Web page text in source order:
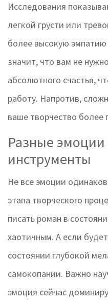
Исследования
легкой грусти или
более высокую
значит, что вам не
абсолютного счастья,
работу. Напротив,
ваше творчество более
Разные
инструменты
Не все эмоции
этапа творческого
писать роман в
хаотичным. А если
состоянии глубокой
самокопании. Важно
эмоция сейчас